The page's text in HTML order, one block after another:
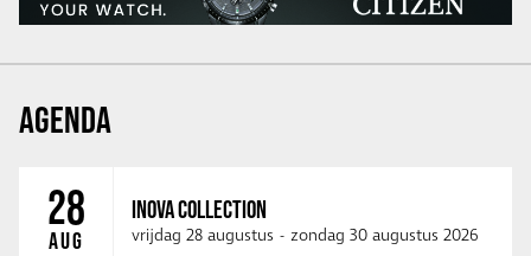
AGENDA
28
AUG
INOVA COLLECTION
vrijdag 28 augustus - zondag 30 augustus 2026